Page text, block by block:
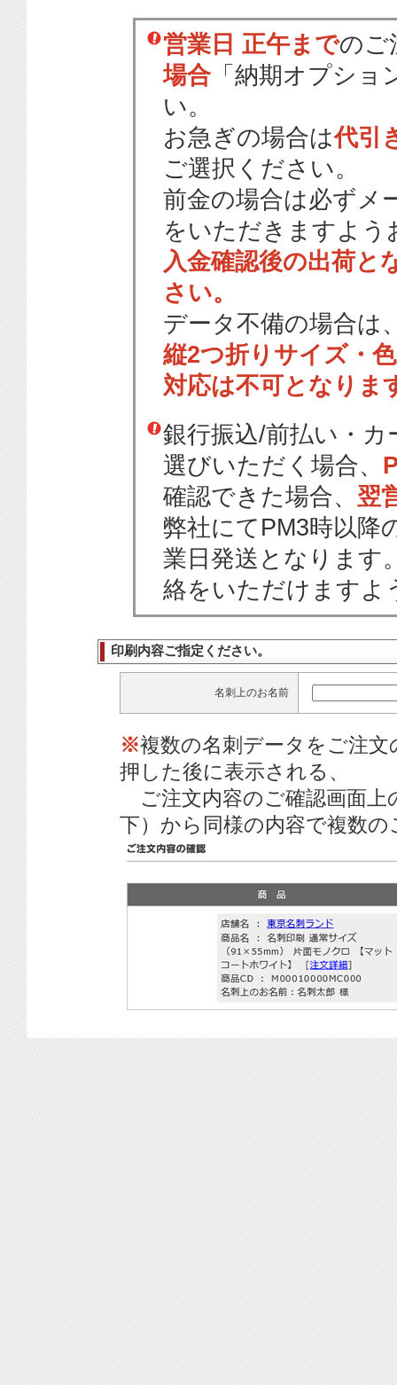
営業日 正午までのご
場合 「納期オプショ
い。
お急ぎの場合は代引
ご選択ください。
前金の場合は必ずメ
をいただきますよう
入金確認後の出荷と
さい。
データ不備の場合は
縦2つ折りサイズ・
対応は不可となりま
銀行振込/前払い・
選びいただく場合、
確認できた場合、 翌
弊社にてPM3時以降
業日発送となります
絡をいただけますよ
印刷内容ご指定ください。
名刺上のお名前
※複数の名刺データをご注
押した後に表示される、
ご注文内容のご確認画面上
下）から同様の内容で複数